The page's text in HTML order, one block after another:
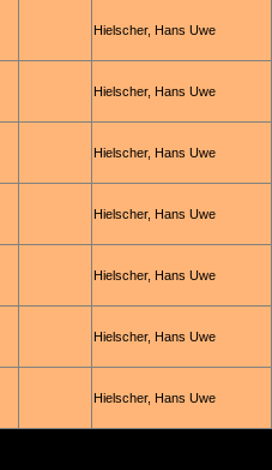
Hielscher, Hans Uwe
Hielscher, Hans Uwe
Hielscher, Hans Uwe
Hielscher, Hans Uwe
Hielscher, Hans Uwe
Hielscher, Hans Uwe
Hielscher, Hans Uwe